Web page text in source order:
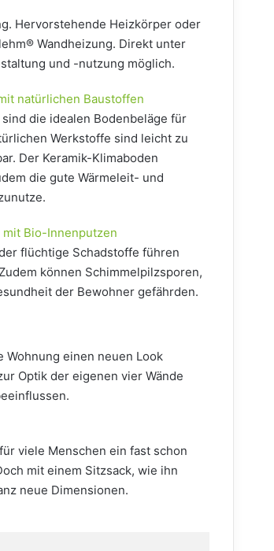
Hervorstehende Heizkörper oder
Wandheizung. Direkt unter
und -nutzung möglich.
natürlichen Baustoffen
die idealen Bodenbeläge für
Werkstoffe sind leicht zu
Der Keramik-Klimaboden
die gute Wärmeleit- und
Bio-Innenputzen
flüchtige Schadstoffe führen
können Schimmelpilzsporen,
der Bewohner gefährden.
Wohnung einen neuen Look
Optik der eigenen vier Wände
viele Menschen ein fast schon
mit einem Sitzsack, wie ihn
neue Dimensionen.